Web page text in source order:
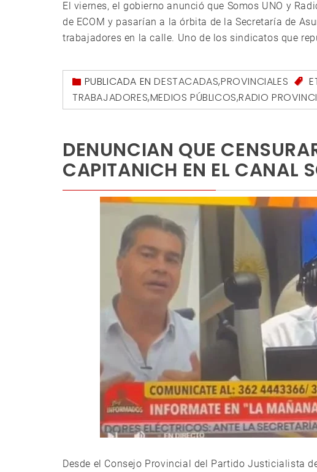
El viernes, el gobierno anunció que Somos UNO y
de ECOM y pasarían a la órbita de la Secretaría de
trabajadores en la calle. Uno de los sindicatos que
PUBLICADA ENDESTACADAS,PROVINCIALES
TRABAJADORES,MEDIOS PÚBLICOS,RADIO
DENUNCIAN QUE
CAPITANICH EN EL CANAL
Desde el Consejo Provincial del Partido Justicialista